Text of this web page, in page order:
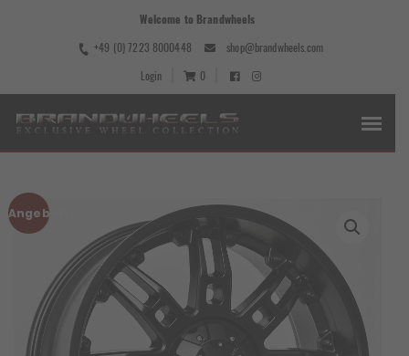
Welcome to Brandwheels
+49 (0) 7223 8000448
shop@brandwheels.com
Login
0
Angebot!